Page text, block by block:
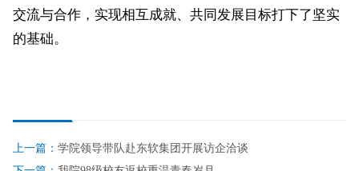
交流与合作，实现相互成就、共同发展目标打下了坚实
的基础。
上一篇： 学院领导带队赴东软集团开展访企洽谈